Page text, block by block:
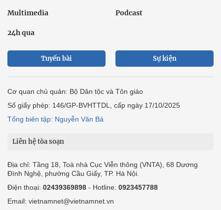
Multimedia Podcast
24h qua
Tuyến bài Sự kiện
Cơ quan chủ quản: Bộ Dân tộc và Tôn giáo
Số giấy phép: 146/GP-BVHTTDL, cấp ngày 17/10/2025
Tổng biên tập: Nguyễn Văn Bá
Liên hệ tòa soạn
Địa chỉ: Tầng 18, Toà nhà Cục Viễn thông (VNTA), 68 Dương
Đình Nghệ, phường Cầu Giấy, TP. Hà Nội.
Điện thoại: 02439369898 - Hotline: 0923457788
Email: vietnamnet@vietnamnet.vn